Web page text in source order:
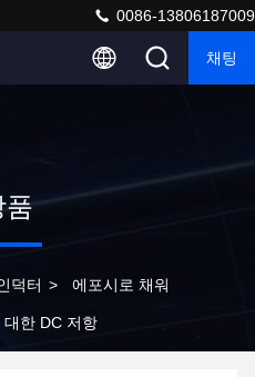
0086-13806187009
채팅
품
덕터 > 에포시로 채워
한 DC 저항